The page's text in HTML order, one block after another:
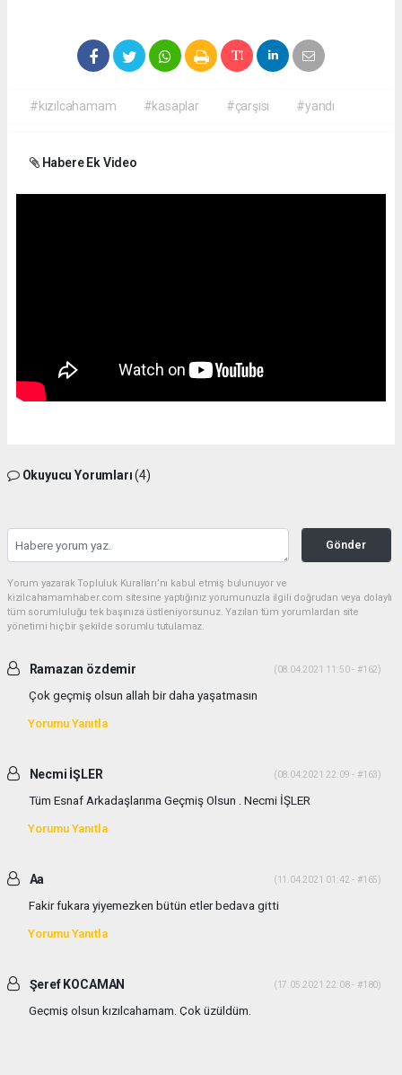
#kızılcahamam #kasaplar #çarşısı #yandı
Habere Ek Video
Okuyucu Yorumları(4)
Gönder
Yorum yazarak Topluluk Kuralları’nı kabul etmiş bulunuyor ve
kizilcahamamhaber.com sitesine yaptığınız yorumunuzla ilgili doğrudan veya dolaylı
tüm sorumluluğu tek başınıza üstleniyorsunuz. Yazılan tüm yorumlardan site
yönetimi hiçbir şekilde sorumlu tutulamaz.
Ramazan özdemir (08.04.2021 11:50 - #162)
Çok geçmiş olsun allah bir daha yaşatmasın
Yorumu Yanıtla
Necmi İŞLER (08.04.2021 22:09 - #163)
Tüm Esnaf Arkadaşlarıma Geçmiş Olsun . Necmi İŞLER
Yorumu Yanıtla
Aa (11.04.2021 01:42 - #165)
Fakir fukara yiyemezken bütün etler bedava gitti
Yorumu Yanıtla
Şeref KOCAMAN (17.05.2021 22:08 - #180)
Geçmiş olsun kızılcahamam. Çok üzüldüm.